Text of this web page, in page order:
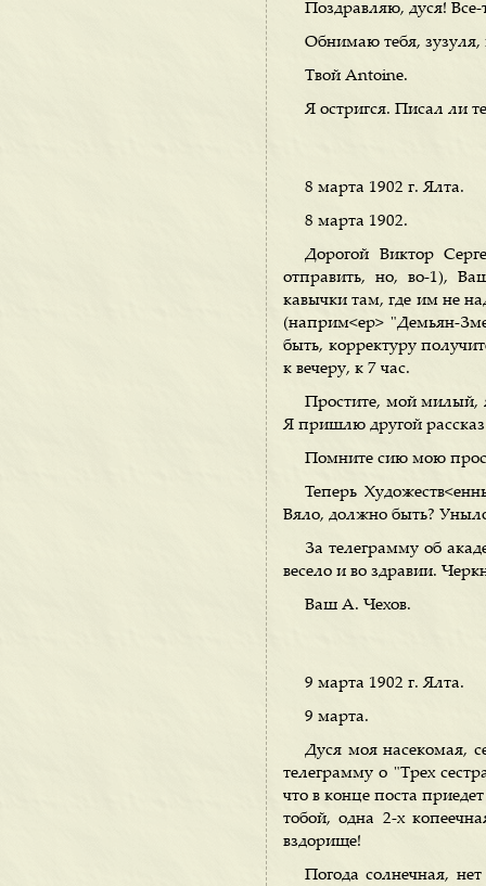
Поздравляю, дуся!
Обнимаю тебя, зузуля,
Твой Antoine.
Я остригся. Писал ли
8 марта 1902 г. Ялта.
8 марта 1902.
Дорогой Виктор
отправить, но, во-1),
кавычки там, где им не
(наприм<ер> "Демьян-
быть, корректуру
к вечеру, к 7 час.
Простите, мой милый,
Я пришлю другой
Помните сию мою
Теперь
Вяло, должно быть?
За телеграмму об
весело и во здравии.
Ваш А. Чехов.
9 марта 1902 г. Ялта.
9 марта.
Дуся моя насекомая,
телеграмму о "Трех
что в конце поста
тобой, одна 2-х
вздорище!
Погода солнечная,